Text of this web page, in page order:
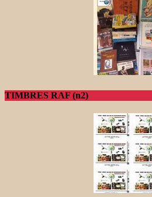
TIMBRES RAF (n2)